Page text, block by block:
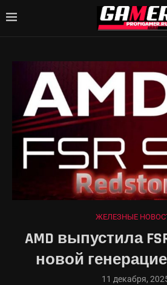
ЖЕЛЕЗНЫЕ
AMD выпустила
новой
11 декабря,